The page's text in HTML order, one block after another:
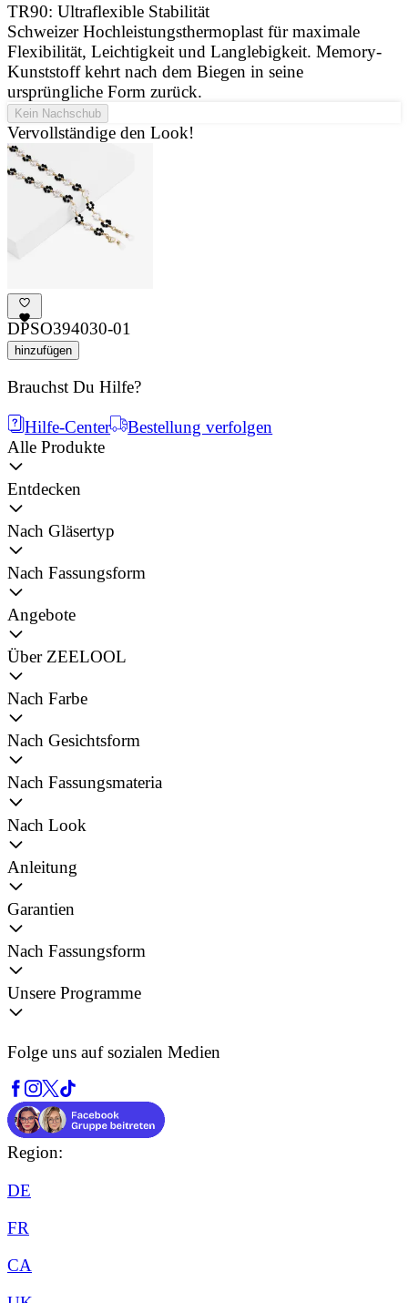
TR90: Ultraflexible Stabilität
Schweizer Hochleistungsthermoplast für maximale
Flexibilität, Leichtigkeit und Langlebigkeit. Memory-
Kunststoff kehrt nach dem Biegen in seine
ursprüngliche Form zurück.
Kein Nachschub
Vervollständige den Look!
DPSO394030-01
hinzufügen
Brauchst Du Hilfe?
Hilfe-Center
Bestellung verfolgen
Alle Produkte
Entdecken
Nach Gläsertyp
Nach Fassungsform
Angebote
Über ZEELOOL
Nach Farbe
Nach Gesichtsform
Nach Fassungsmateria
Nach Look
Anleitung
Garantien
Nach Fassungsform
Unsere Programme
Folge uns auf sozialen Medien
Region:
DE
FR
CA